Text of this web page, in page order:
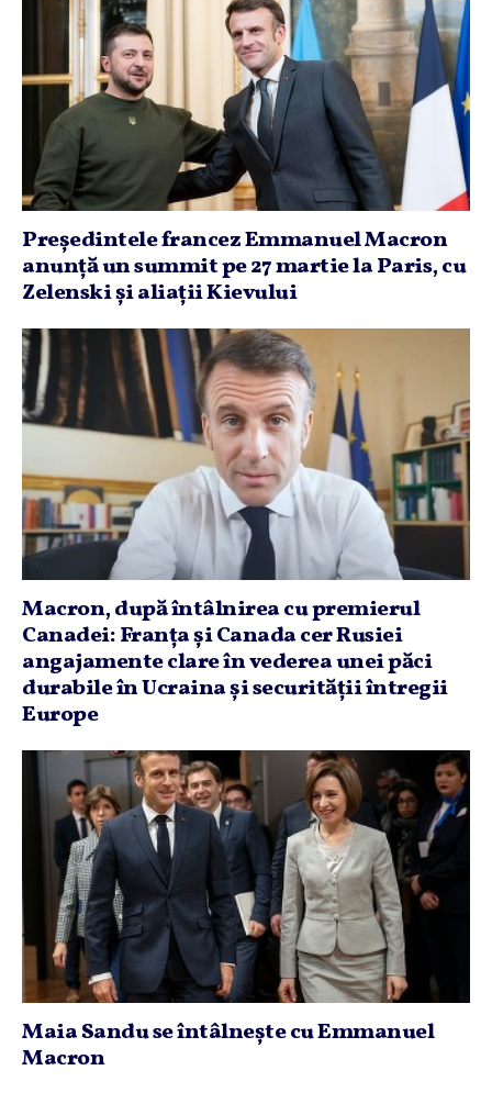
Preşedintele francez Emmanuel Macron
anunţă un summit pe 27 martie la Paris, cu
Zelenski şi aliaţii Kievului
Macron, după întâlnirea cu premierul
Canadei: Franţa şi Canada cer Rusiei
angajamente clare în vederea unei păci
durabile în Ucraina şi securităţii întregii
Europe
Maia Sandu se întâlneşte cu Emmanuel
Macron